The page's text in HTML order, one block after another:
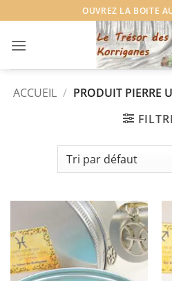
au
contenu
OUVREZ LA BOITE
ACCUEIL / PRODUIT PIERRE